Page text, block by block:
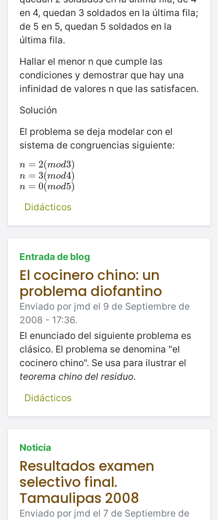
en 4, quedan 3 soldados en la última fila;
de 5 en 5, quedan 5 soldados en la
última fila.
Hallar el menor n que cumple las
condiciones y demostrar que hay una
infinidad de valores n que las satisfacen.
Solución
El problema se deja modelar con el
sistema de congruencias siguiente:
n = 2(mod3)
n=2 (mod3)
n = 3(mod4)
n=3 (mod4)
n = 0(mod5)
n=0 (mod5)
Didácticos
Entrada de blog
El cocinero chino: un
problema diofantino
Enviado por jmd el 9 de Septiembre de
2008 - 17:36.
El enunciado del siguiente problema es
clásico. El problema se denomina "el
cocinero chino". Se usa para ilustrar el
teorema chino del residuo.
Didácticos
Noticia
Resultados examen
selectivo final.
Tamaulipas 2008
Enviado por jmd el 7 de Septiembre de